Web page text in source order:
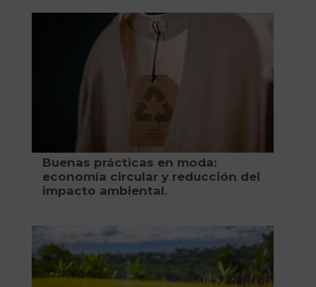
Buenas prácticas en moda:
economía circular y reducción del
impacto ambiental.